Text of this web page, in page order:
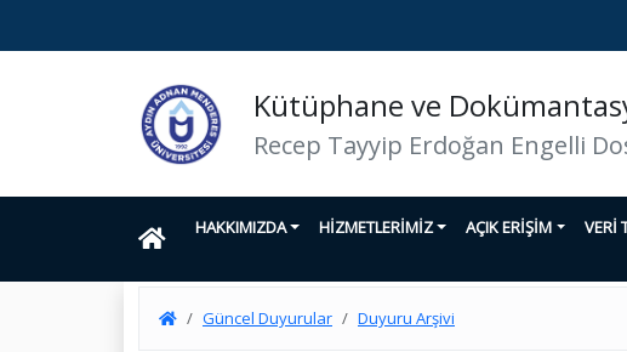
Kütüphane ve
Recep Tayyip Erdoğan Engelli
HAKKIMIZDA HİZMETLERİMİZ AÇIK ERİŞİM VERİ
Güncel Duyurular Duyuru Arşivi